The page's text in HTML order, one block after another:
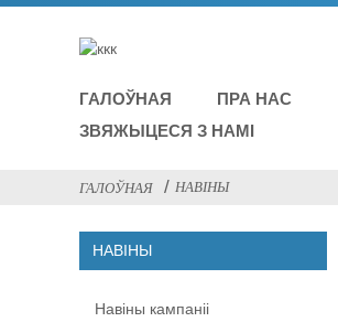
ГАЛОЎНАЯ ПРА НАС
ЗВЯЖЫЦЕСЯ З НАМІ
ГАЛОЎНАЯ НАВІНЫ
НАВІНЫ
Навіны кампаніі